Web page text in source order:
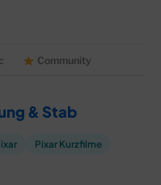
Community
& Stab
Pixar Kurzfilme